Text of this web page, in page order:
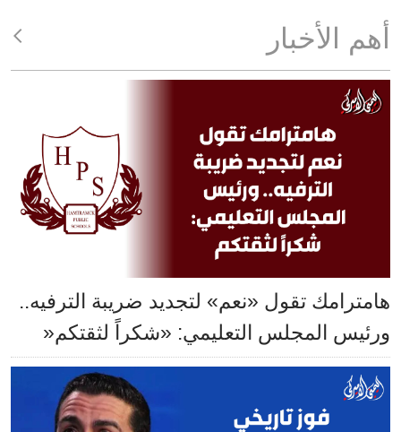
أهم الأخبار
هامترامك تقول «نعم» لتجديد ضريبة الترفيه..
ورئيس المجلس التعليمي: «شكراً لثقتكم«